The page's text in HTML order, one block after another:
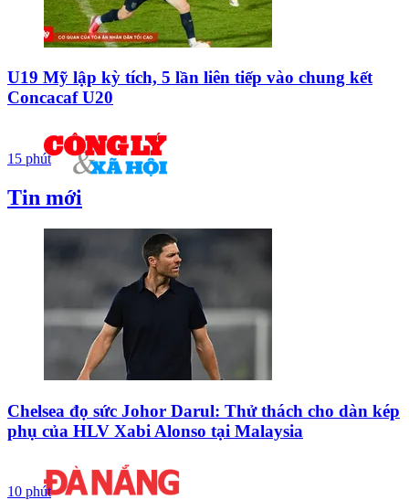
U19 Mỹ lập kỳ tích, 5 lần liên tiếp vào chung kết
Concacaf U20
15 phút
Tin mới
Chelsea đọ sức Johor Darul: Thử thách cho dàn kép
phụ của HLV Xabi Alonso tại Malaysia
10 phút